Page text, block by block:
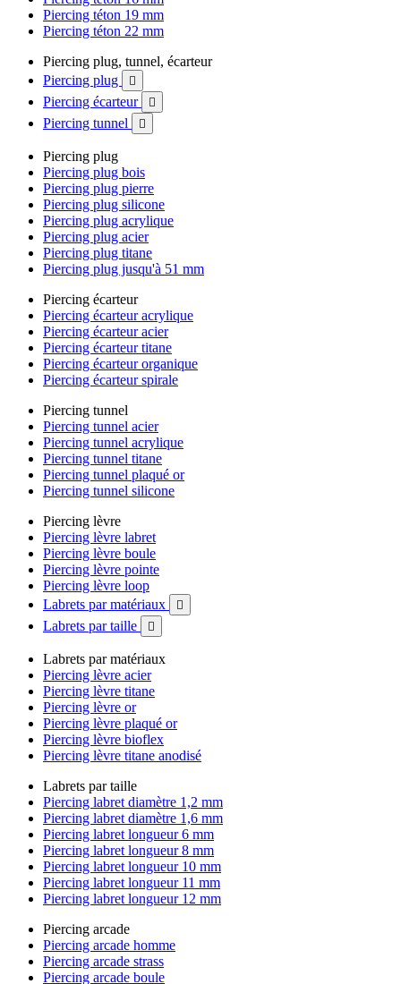
Piercing téton 19 mm
Piercing téton 22 mm
Piercing plug, tunnel, écarteur
Piercing plug

Piercing écarteur 
Piercing tunnel 
Piercing plug
Piercing plug bois
Piercing plug pierre
Piercing plug silicone
Piercing plug acrylique
Piercing plug acier
Piercing plug titane
Piercing plug jusqu'à 51 mm
Piercing écarteur
Piercing écarteur acrylique
Piercing écarteur acier
Piercing écarteur titane
Piercing écarteur organique
Piercing écarteur spirale
Piercing tunnel
Piercing tunnel acier
Piercing tunnel acrylique
Piercing tunnel titane
Piercing tunnel plaqué or
Piercing tunnel silicone
Piercing lèvre
Piercing lèvre labret
Piercing lèvre boule
Piercing lèvre pointe
Piercing lèvre loop
Labrets par matériaux

Labrets par taille 
Labrets par matériaux
Piercing lèvre acier
Piercing lèvre titane
Piercing lèvre or
Piercing lèvre plaqué or
Piercing lèvre bioflex
Piercing lèvre titane anodisé
Labrets par taille
Piercing labret diamètre 1,2 mm
Piercing labret diamètre 1,6 mm
Piercing labret longueur 6 mm
Piercing labret longueur 8 mm
Piercing labret longueur 10 mm
Piercing labret longueur 11 mm
Piercing labret longueur 12 mm
Piercing arcade
Piercing arcade homme
Piercing arcade strass
Piercing arcade boule